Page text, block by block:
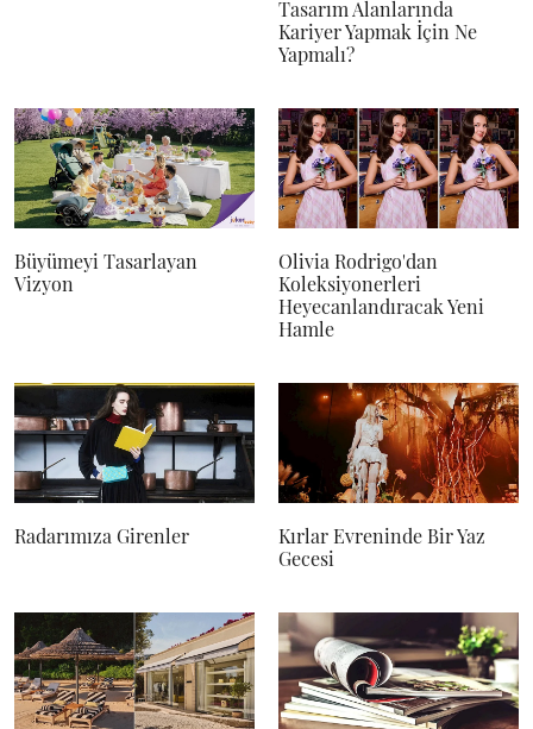
Tasarım Alanlarında
Kariyer Yapmak İçin Ne
Yapmalı?
Büyümeyi Tasarlayan
Vizyon
Olivia Rodrigo'dan
Koleksiyonerleri
Heyecanlandıracak Yeni
Hamle
Radarımıza Girenler
Kırlar Evreninde Bir Yaz
Gecesi